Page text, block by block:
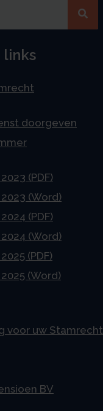
links
doorgeven
(PDF)
(Word)
(PDF)
(Word)
(PDF)
(Word)
voor uw Stamrecht
BV